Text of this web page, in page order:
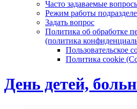
Часто задаваемые
Режим работы
Задать вопрос
Политика об обработке
(политика
Пользовательское
Политика cookie
День детей,